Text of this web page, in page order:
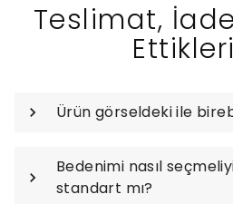
Teslimat,
Ürün görseldeki ile
Bedenimi nasıl
standart mı?